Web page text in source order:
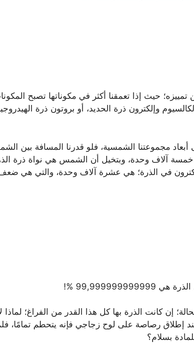
حيث إذا تعمقنا أكثر في مكوناتها تصبح
وإلكترون ذرة الحديد، أو بروتون ذرة
أبعاد مجموعتنا الشمسية، فلو قدرنا المسافة بين
آلاف وحدة، وبتخيل أن الشمس هي نواة ذرة
في الذرة؛ هي عشرة آلاف وحدة، والتي هي
%!
إن كانت الذرة بها كل هذا القدر من الفراغ؛ لماذا
إطلاق رصاصة على لوح زجاجي فإنه يتحطم تمامًا،
بسلام؟